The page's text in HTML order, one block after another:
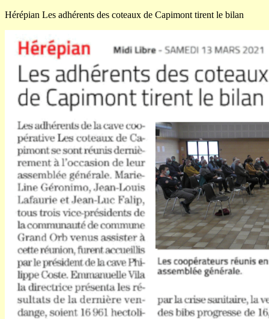
Hérépian Les adhérents des coteaux de Capimont tirent le bilan